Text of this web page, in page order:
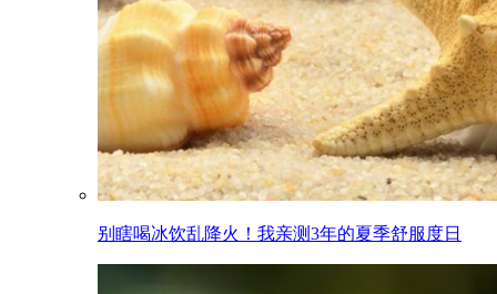
别瞎喝冰饮乱降火！我亲测3年的夏季舒服度日